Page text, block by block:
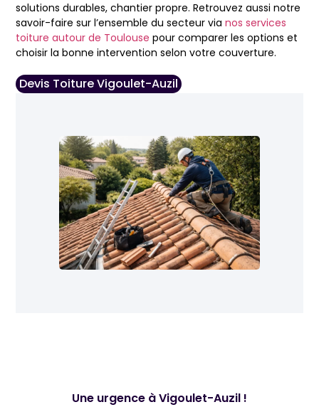
solutions durables, chantier propre. Retrouvez aussi notre
savoir-faire sur l’ensemble du secteur vianos services
toiture autour de Toulouse pour comparer les options et
choisir la bonne intervention selon votre couverture.
Devis Toiture Vigoulet-Auzil
Une urgence à Vigoulet-Auzil !